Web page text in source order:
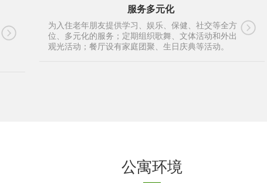
服务多元化
为入住老年朋友提供学习、娱乐、保健、社交等全方
位、多元化的服务；定期组织歌舞、文体活动和外出
观光活动；餐厅设有家庭团聚、生日庆典等活动。
公寓环境